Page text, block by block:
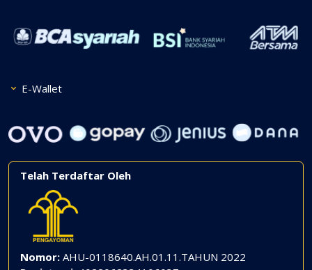
E-Wallet
Telah Terdaftar Oleh
Nomor: AHU-0118640.AH.01.11.TAHUN 2022